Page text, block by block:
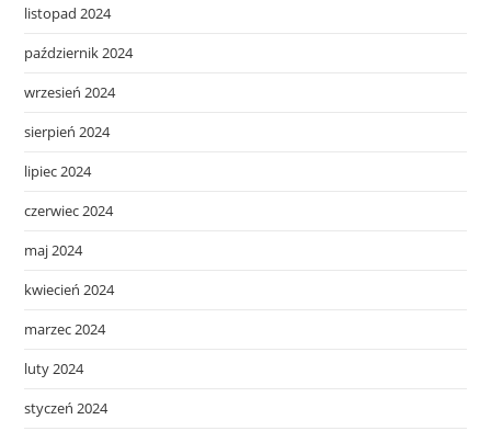
listopad 2024
październik 2024
wrzesień 2024
sierpień 2024
lipiec 2024
czerwiec 2024
maj 2024
kwiecień 2024
marzec 2024
luty 2024
styczeń 2024